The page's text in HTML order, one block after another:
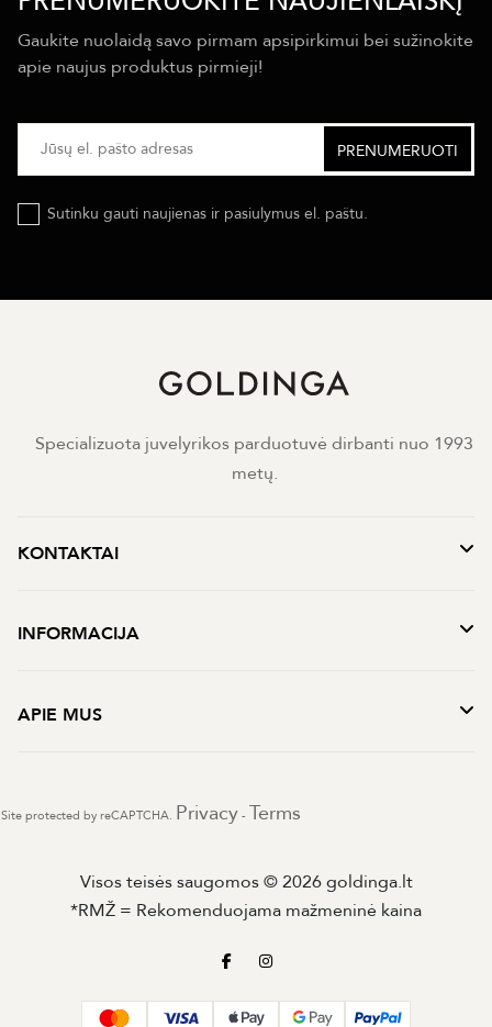
Gaukite nuolaidą savo pirmam apsipirkimui bei sužinokite
apie naujus produktus pirmieji!
Sutinku gauti naujienas ir pasiulymus el. paštu.
Specializuota juvelyrikos parduotuvė dirbanti nuo 1993
metų.
KONTAKTAI
INFORMACIJA
APIE MUS
Site protected by reCAPTCHA. Privacy - Terms
Visos teisės saugomos © 2026 goldinga.lt
*RMŽ = Rekomenduojama mažmeninė kaina